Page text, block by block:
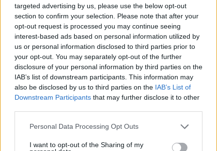
targeted advertising by us, please use the below opt-out
section to confirm your selection. Please note that after your
opt-out request is processed you may continue seeing
interest-based ads based on personal information utilized by
us or personal information disclosed to third parties prior to
your opt-out. You may separately opt-out of the further
disclosure of your personal information by third parties on the
IAB’s list of downstream participants. This information may
also be disclosed by us to third parties on the IAB’s List of
Downstream Participants that may further disclose it to other
Personal Data Processing Opt Outs
I want to opt-out of the Sharing of my
Σχετικά Άρθρα